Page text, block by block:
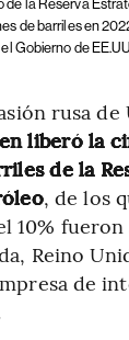
de la Reserva
de barriles en
Gobierno de
rusa de
liberó la
de la
, de los
10% fueron
Reino
de